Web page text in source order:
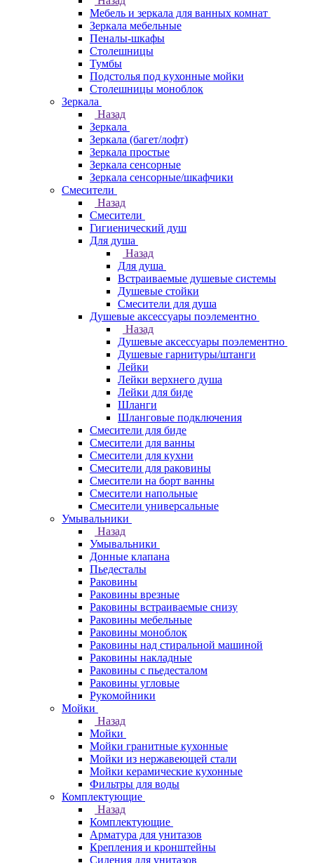
Мебель и зеркала для ванных комнат
Зеркала мебельные
Пеналы-шкафы
Столешницы
Тумбы
Подстолья под кухонные мойки
Столешницы моноблок
Зеркала
Назад
Зеркала
Зеркала (багет/лофт)
Зеркала простые
Зеркала сенсорные
Зеркала сенсорные/шкафчики
Смесители
Назад
Смесители
Гигиенический душ
Для душа
Назад
Для душа
Встраиваемые душевые системы
Душевые стойки
Смесители для душа
Душевые аксессуары поэлементно
Назад
Душевые аксессуары поэлементно
Душевые гарнитуры/штанги
Лейки
Лейки верхнего душа
Лейки для биде
Шланги
Шланговые подключения
Смесители для биде
Смесители для ванны
Смесители для кухни
Смесители для раковины
Смесители на борт ванны
Смесители напольные
Смесители универсальные
Умывальники
Назад
Умывальники
Донные клапана
Пьедесталы
Раковины
Раковины врезные
Раковины встраиваемые снизу
Раковины мебельные
Раковины моноблок
Раковины над стиральной машиной
Раковины накладные
Раковины с пьедесталом
Раковины угловые
Рукомойники
Мойки
Назад
Мойки
Мойки гранитные кухонные
Мойки из нержавеющей стали
Мойки керамические кухонные
Фильтры для воды
Комплектующие
Назад
Комплектующие
Арматура для унитазов
Крепления и кронштейны
Сидения для унитазов